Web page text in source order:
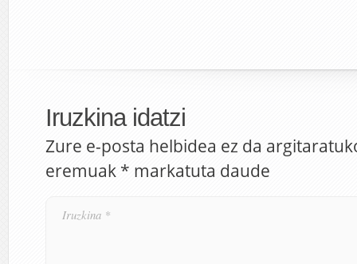
Iruzkina idatzi
Zure e-posta helbidea ez da
eremuak * markatuta daude